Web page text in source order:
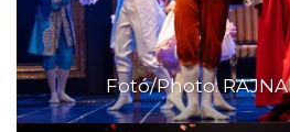
Fotó/Photo: